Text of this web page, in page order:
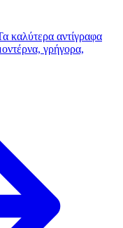
καλύτερα αντίγραφα
γρήγορα,